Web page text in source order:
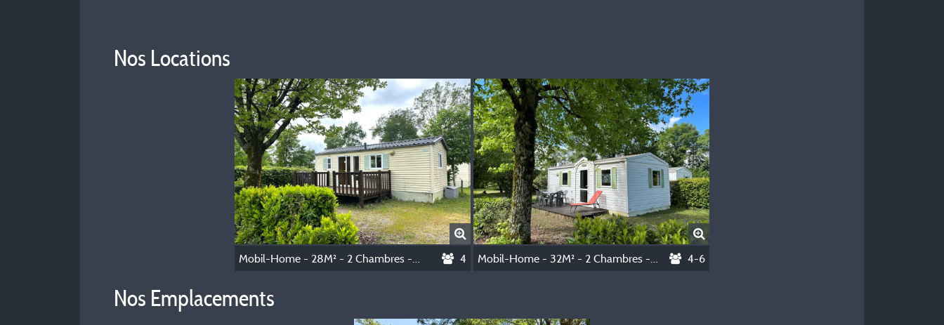
Nos Locations
Mobil-Home - 28M² - 2 Chambres - Climatisation 4 Mobil-Home - 32M² - 2 Chambres - Climatisation 4-6
Nos Emplacements